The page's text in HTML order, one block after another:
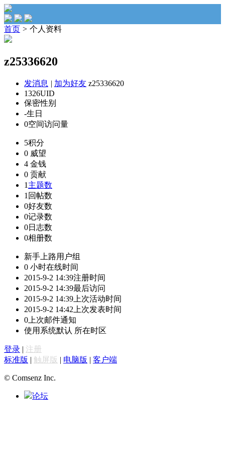
首页 > 个人资料
z25336620
发消息 | 加为好友 z25336620
1326UID
保密性别
-生日
0空间访问量
5积分
0 威望
4 金钱
0 贡献
1 主题数
1 回帖数
0好友数
0记录数
0日志数
0相册数
新手上路用户组
0 小时在线时间
2015-9-2 14:39注册时间
2015-9-2 14:39最后访问
2015-9-2 14:39 上次活动时间
2015-9-2 14:42 上次发表时间
0 上次邮件通知
使用系统默认 所在时区
登录 | 注册
标准版 | 触屏版 | 电脑版 | 客户端
© Comsenz Inc.
论坛